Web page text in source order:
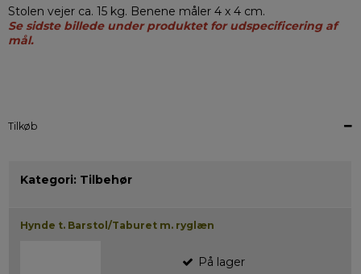
Stolen vejer ca. 15 kg. Benene måler 4 x 4 cm.
Se sidste billede under produktet for udspecificering af
mål.
Tilkøb
Kategori: Tilbehør
Hynde t. Barstol/Taburet m. ryglæn
På lager